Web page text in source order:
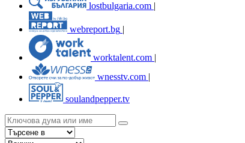
lostbulgaria.com |
webreport.bg
worktalent.com |
wnesstv.com |
soulandpepper.tv